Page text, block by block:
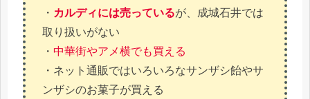
・ カルディには売っているが、成城石井では
取り扱いがない
・ 中華街やアメ横でも買える
・ネット通販ではいろいろなサンザシ飴やサ
ンザシのお菓子が買える